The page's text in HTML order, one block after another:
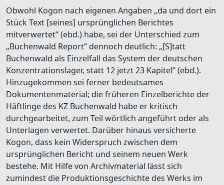
Obwohl Kogon nach eigenen Angaben „da und dort ein
Stück Text [seines] ursprünglichen Berichtes
mitverwertet“ (ebd.) habe, sei der Unterschied zum
„Buchenwald Report“ dennoch deutlich: „[S]tatt
Buchenwald als Einzelfall das System der deutschen
Konzentrationslager, statt 12 jetzt 23 Kapitel“ (ebd.).
Hinzugekommen sei ferner bedeutsames
Dokumentenmaterial; die früheren Einzelberichte der
Häftlinge des KZ Buchenwald habe er kritisch
durchgearbeitet, zum Teil wörtlich angeführt oder als
Unterlagen verwertet. Darüber hinaus versicherte
Kogon, dass kein Widerspruch zwischen dem
ursprünglichen Bericht und seinem neuen Werk
bestehe. Mit Hilfe von Archivmaterial lässt sich
zumindest die Produktionsgeschichte des Werks im